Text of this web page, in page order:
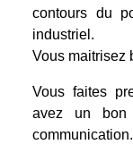
contours du
industriel.
Vous maitrisez
Vous faites
avez un bon
communication.